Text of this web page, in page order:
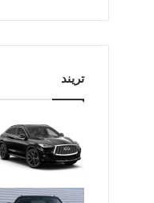
تريند